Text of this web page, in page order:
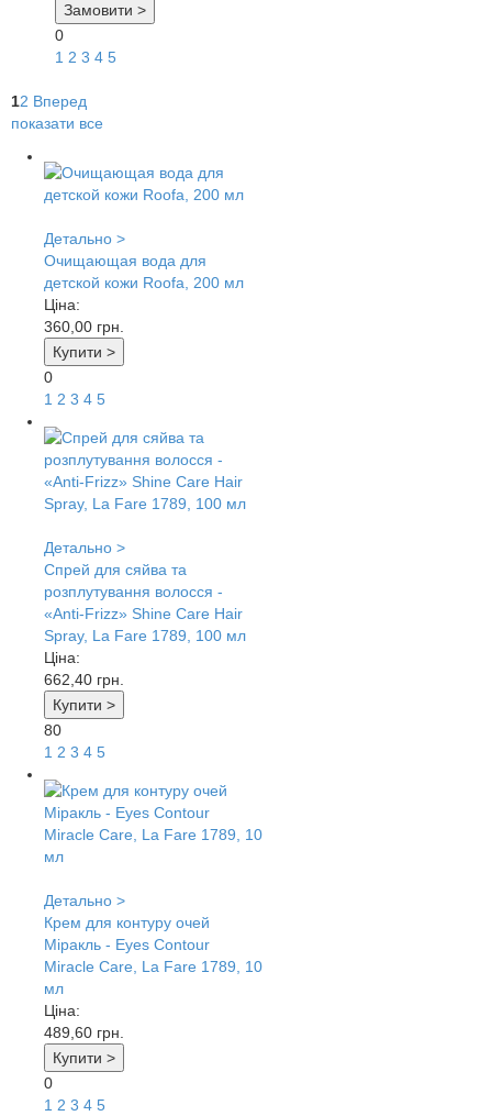
Замовити >
0
1 2 3 4 5
12 Вперед
показати все
Детально >
Очищающая вода для
детской кожи Roofa, 200 мл
Ціна:
360,00 грн.
Купити >
0
1 2 3 4 5
Детально >
Спрей для сяйва та
розплутування волосся -
«Anti-Frizz» Shine Care Hair
Spray, La Fare 1789, 100 мл
Ціна:
662,40 грн.
Купити >
80
1 2 3 4 5
Детально >
Крем для контуру очей
Міракль - Eyes Contour
Miracle Care, La Fare 1789, 10
мл
Ціна:
489,60 грн.
Купити >
0
1 2 3 4 5